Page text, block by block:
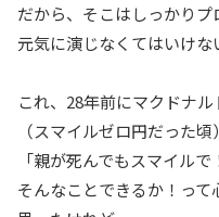
だから、そこはしっかりプ
元気に演じなくてはいけな
これ、28年前にマクドナ
（スマイルゼロ円だった
「親が死んでもスマイルで
そんなことできるか！って